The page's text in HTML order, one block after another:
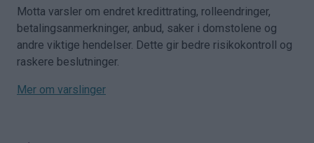
Motta varsler om endret kredittrating, rolleendringer,
betalingsanmerkninger, anbud, saker i domstolene og
andre viktige hendelser. Dette gir bedre risikokontroll og
raskere beslutninger.
Mer om varslinger